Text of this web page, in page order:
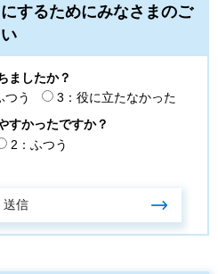
するためにみなさまのご
ましたか？
つう
3：役に立たなかった
すかったですか？
2：ふつう